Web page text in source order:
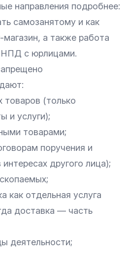
направления подробнее:
самозанятому и как
, а также работа
НПД с юрлицами.
товаров (только
и услуги);
товарами;
поручения и
другого лица);
как отдельная услуга
доставка — часть
деятельности;